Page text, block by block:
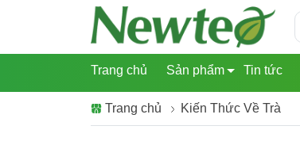
Trang chủ Sản phẩm Tin tức
Trang chủ Kiến Thức Về Trà